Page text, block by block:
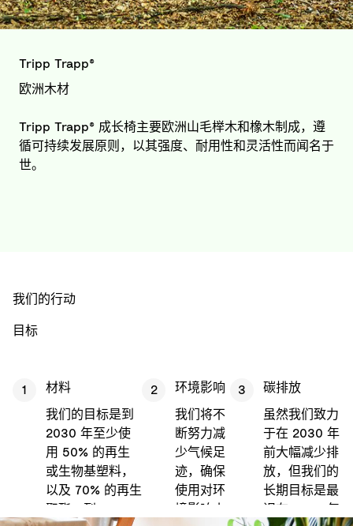
Tripp Trapp®
欧洲木材
Tripp Trapp® 成长椅主要欧洲山毛榉木和橡木制成，遵
循可持续发展原则，以其强度、耐用性和灵活性而闻名于
世。
我们的行动
目标
1 材料
我们的目标是到
2030 年至少使
用 50% 的再生
或生物基塑料，
以及 70% 的再生
2 环境影响
我们将不
断努力减
少气候足
迹，确保
使用对环
3 碳排放
虽然我们致力
于在 2030 年
前大幅减少排
放，但我们的
长期目标是最